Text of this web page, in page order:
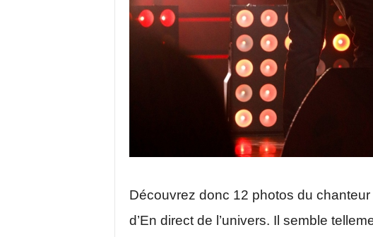
Découvrez donc 12 photos du
d’En direct de l’univers. Il semble